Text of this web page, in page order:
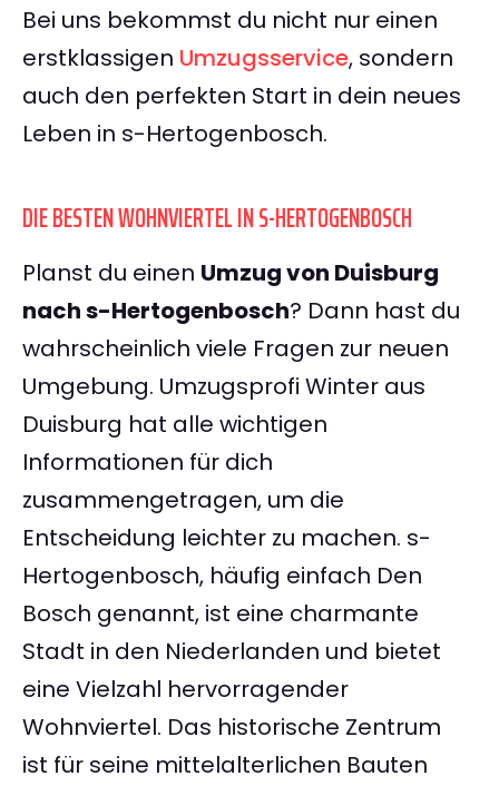
Bei uns bekommst du nicht nur einen
erstklassigen Umzugsservice, sondern
auch den perfekten Start in dein neues
Leben in s-Hertogenbosch.
DIE BESTEN WOHNVIERTEL IN S-HERTOGENBOSCH
Planst du einen Umzug von Duisburg
nach s-Hertogenbosch? Dann hast du
wahrscheinlich viele Fragen zur neuen
Umgebung. Umzugsprofi Winter aus
Duisburg hat alle wichtigen
Informationen für dich
zusammengetragen, um die
Entscheidung leichter zu machen. s-
Hertogenbosch, häufig einfach Den
Bosch genannt, ist eine charmante
Stadt in den Niederlanden und bietet
eine Vielzahl hervorragender
Wohnviertel. Das historische Zentrum
ist für seine mittelalterlichen Bauten